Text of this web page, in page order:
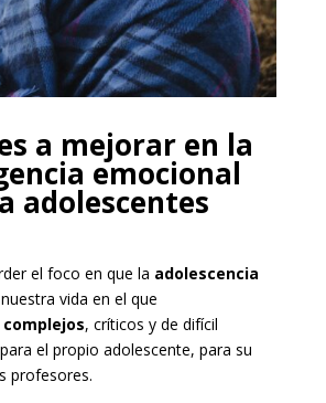
a mejorar en la
emocional
adolescentes
el foco en que la adolescencia
vida en el que
, críticos y de difícil
el propio adolescente, para su
profesores.